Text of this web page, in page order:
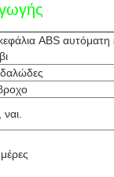
ABS αυτόματη